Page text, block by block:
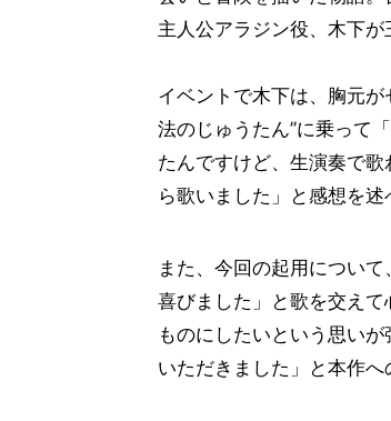
主人公アラジン役、木下が
イベントで木下は、胸元
法のじゅうたん”に乗って
たんですけど、生演奏で
ら歌いました」と感想を述
また、今回の起用につい
喜びました」と歌を交え
ものにしたいという思い
いただきました」と本作へ